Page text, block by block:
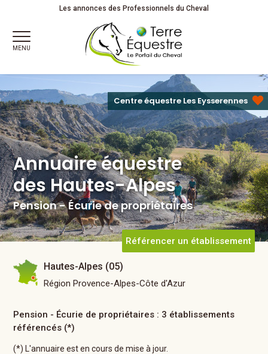
Annuaire équestre
Pension - Écurie de propriétaires
Les annonces des Professionnels du Cheval
MENU
Annuaire équestre
des Hautes-Alpes
Pension - Écurie de propriétaires
Centre équestre Les Eysserennes
Référencer un établissement
Hautes-Alpes (05)
Région Provence-Alpes-Côte d'Azur
Pension - Écurie de propriétaires : 3 établissements
référencés (*)
(*) L'annuaire est en cours de mise à jour.